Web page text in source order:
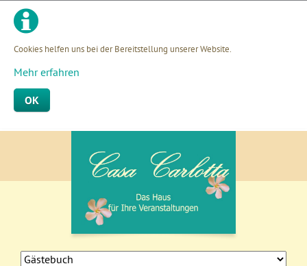
Cookies helfen uns bei der Bereitstellung unserer Website.
Mehr erfahren
OK
überspringen
Navigation